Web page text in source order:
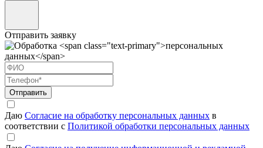
Отправить заявку
Отправить
Даю Согласие на обработку персональных данных в
соответствии с Политикой обработки персональных данных